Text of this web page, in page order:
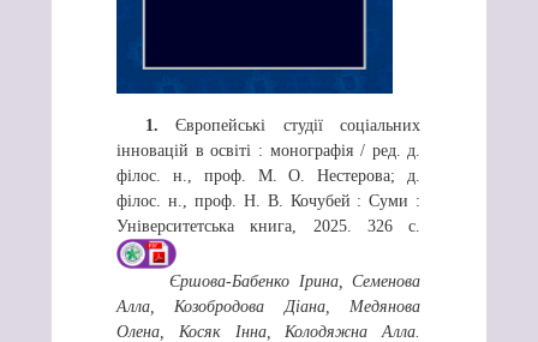
1.Європейські студії соціальних
інновацій в освіті : монографія / ред. д.
філос. н., проф. М. О. Нестерова; д.
філос. н., проф. Н. В. Кочубей : Суми :
Університетська книга, 2025. 326 c.
Єршова-Бабенко Ірина, Семенова
Алла, Козобродова Діана, Медянова
Олена, Косяк Інна, Колодяжна Алла.